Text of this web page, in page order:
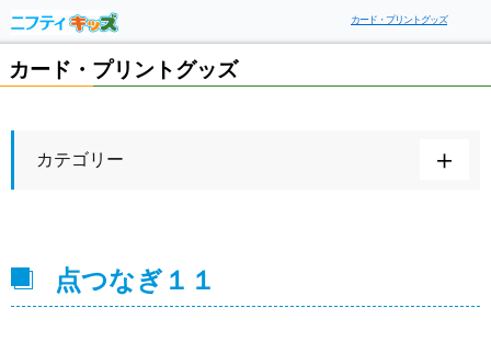
カード・プリントグッズ
カード・プリントグッズ
カテゴリー
点つなぎ１１